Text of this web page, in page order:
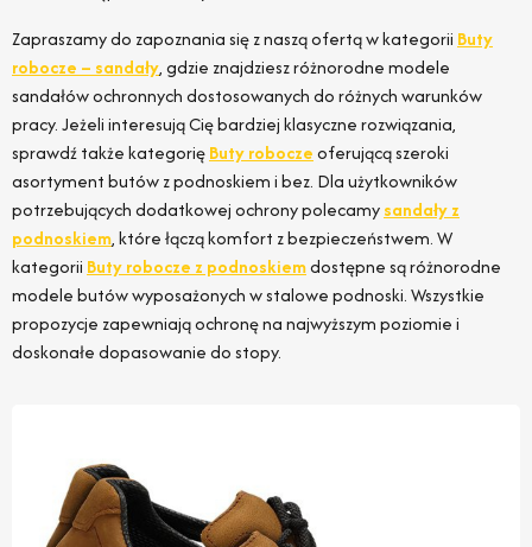
Zapraszamy do zapoznania się z naszą ofertą w kategorii Buty
robocze – sandały, gdzie znajdziesz różnorodne modele
sandałów ochronnych dostosowanych do różnych warunków
pracy. Jeżeli interesują Cię bardziej klasyczne rozwiązania,
sprawdź także kategorięButy roboczeoferującą szeroki
asortyment butów z podnoskiem i bez. Dla użytkowników
potrzebujących dodatkowej ochrony polecamysandały z
podnoskiem, które łączą komfort z bezpieczeństwem. W
kategorii Buty robocze z podnoskiemdostępne są różnorodne
modele butów wyposażonych w stalowe podnoski. Wszystkie
propozycje zapewniają ochronę na najwyższym poziomie i
doskonałe dopasowanie do stopy.